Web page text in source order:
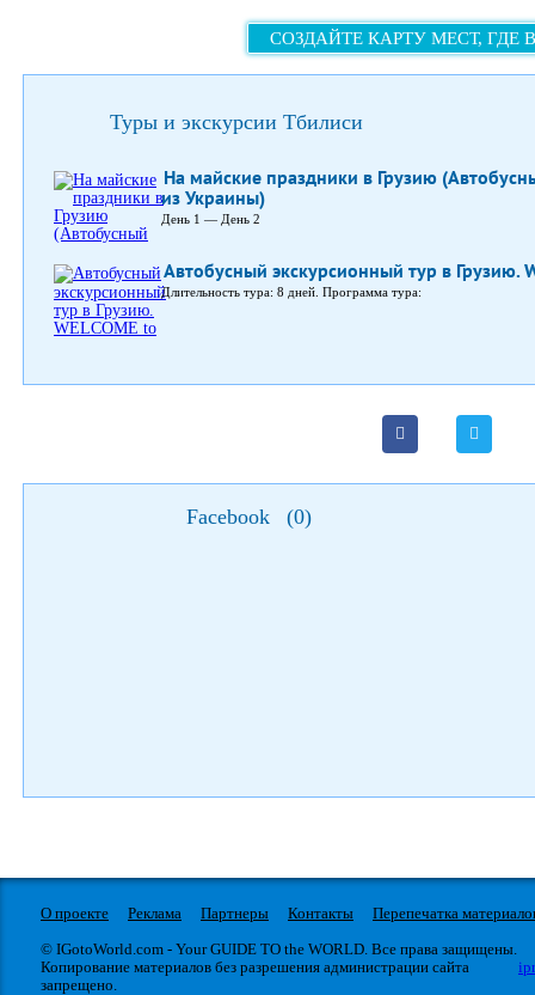
СОЗДАЙТЕ КАРТУ МЕСТ, ГДЕ
Туры и экскурсии Тбилиси
На майские праздники в Грузию
из Украины)
День 1 — День 2
Автобусный экскурсионный тур в Грузию.
Длительность тура: 8 дней. Программа тура:
Facebook (0)
О проекте Реклама Партнеры Контакты
Перепечатка
© IGotoWorld.com - Your GUIDE TO the WORLD. Все права защищены.
Копирование материалов без разрешения администрации сайта
запрещено.